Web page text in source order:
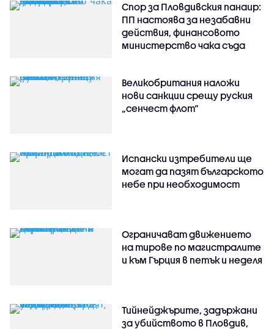
Спор за Пловдивския панаир:
ПП настоява за незабавни
действия, финансовото
министерство чака съда
Великобритания наложи
нови санкции срещу руския
„сенчест флот“
Испански изтребители ще
могат да пазят българското
небе при необходимост
Ограничават движението
на тирове по магистралите
и към Гърция в петък и неделя
Тийнейджърите, задържани
за убийството в Пловдив,